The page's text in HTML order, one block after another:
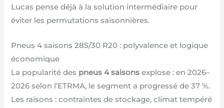
Lucas pense déjà à la solution intermédiaire pour
éviter les permutations saisonnières.
Pneus 4 saisons 285/30 R20 : polyvalence et logique
économique
La popularité des pneus 4 saisons explose : en 2026–
2026 selon l’ETRMA, le segment a progressé de 37 %.
Les raisons : contraintes de stockage, climat tempéré